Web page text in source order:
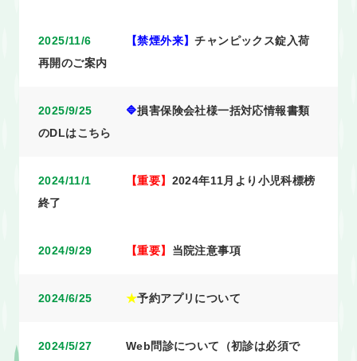
2025/11/6 【禁煙外来】チャンピックス錠入荷
再開のご案内
2025/9/25 🔷損害保険会社様一括対応情報書類
のDLはこちら
2024/11/1 【重要】 2024年11月より小児科標榜
終了
2024/9/29 【重要】 当院注意事項
2024/6/25 ★予約アプリについて
2024/5/27
Web問診について（初診は必須で